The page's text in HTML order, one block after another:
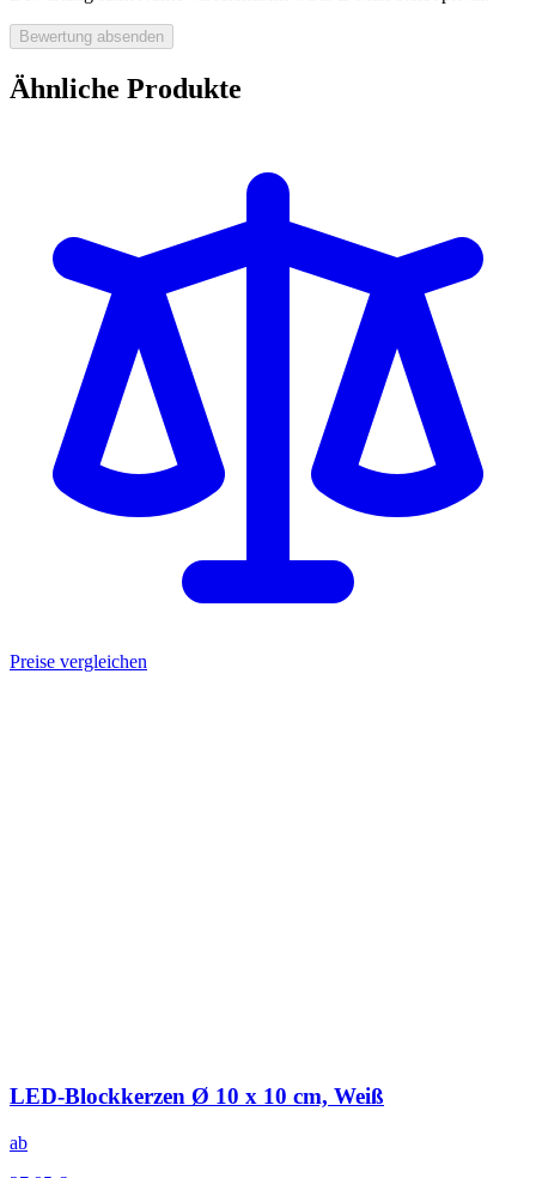
Bewertung absenden
Ähnliche Produkte
Preise vergleichen
LED-Blockkerzen Ø 10 x 10 cm, Weiß
ab